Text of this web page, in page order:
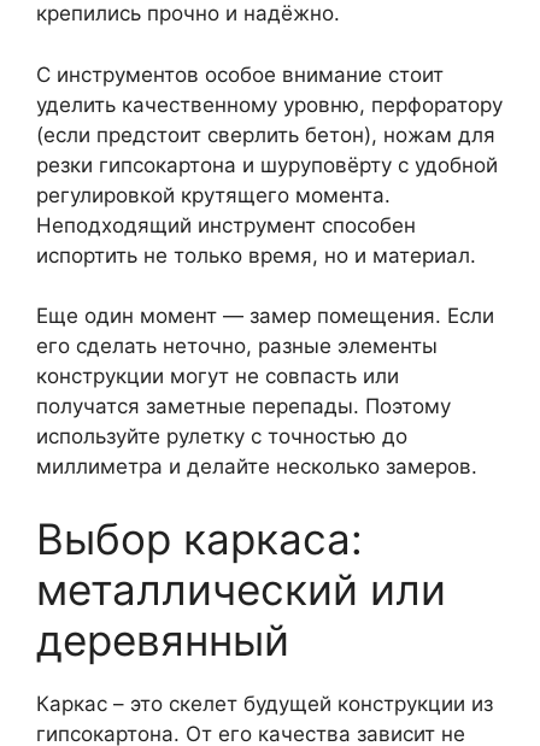
крепились прочно и надёжно.
С инструментов особое внимание стоит
уделить качественному уровню, перфоратору
(если предстоит сверлить бетон), ножам для
резки гипсокартона и шуруповёрту с удобной
регулировкой крутящего момента.
Неподходящий инструмент способен
испортить не только время, но и материал.
Еще один момент — замер помещения. Если
его сделать неточно, разные элементы
конструкции могут не совпасть или
получатся заметные перепады. Поэтому
используйте рулетку с точностью до
миллиметра и делайте несколько замеров.
Выбор каркаса:
металлический или
деревянный
Каркас – это скелет будущей конструкции из
гипсокартона. От его качества зависит не